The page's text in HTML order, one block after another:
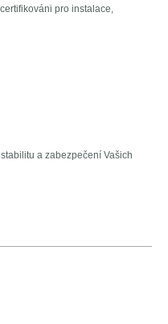
pro instalace,
a zabezpečení Vašich